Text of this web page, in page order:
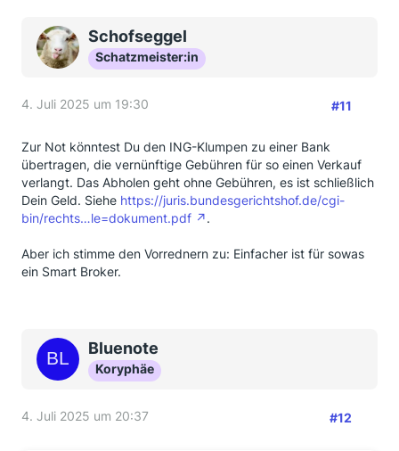
Schofseggel
Schatzmeister:in
4. Juli 2025 um 19:30 #11
Zur Not könntest Du den ING-Klumpen zu einer Bank
übertragen, die vernünftige Gebühren für so einen Verkauf
verlangt. Das Abholen geht ohne Gebühren, es ist schließlich
Dein Geld. Siehe https://juris.bundesgerichtshof.de/cgi-
bin/rechts…le=dokument.pdf
.
Aber ich stimme den Vorrednern zu: Einfacher ist für sowas
ein Smart Broker.
Bluenote
Koryphäe
4. Juli 2025 um 20:37 #12